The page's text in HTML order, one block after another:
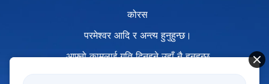
कोरस
परमेश्‍वर आदि र अन्त्य हुनुहुन्छ।
आफ्नो कामलाई गति दिनुहुने उहाँ नै हुनुहुन्छ